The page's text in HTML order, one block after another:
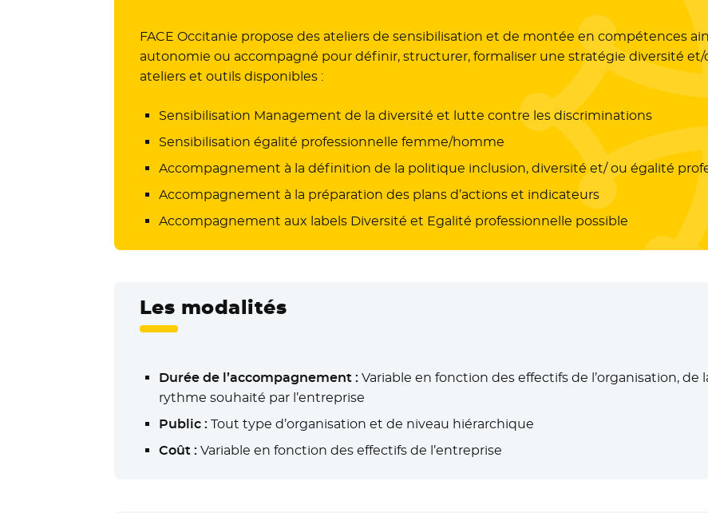
FACE Occitanie propose des ateliers de sensibilisation et de montée en compétences
autonomie ou accompagné pour définir, structurer, formaliser une stratégie diversité et/
ateliers et outils disponibles :
Sensibilisation Management de la diversité et lutte contre les discriminations
Sensibilisation égalité professionnelle femme/homme
Accompagnement à la définition de la politique inclusion, diversité et/ ou égalité
Accompagnement à la préparation des plans d’actions et indicateurs
Accompagnement aux labels Diversité et Egalité professionnelle possible
Les modalités
Durée de l’accompagnement :Variable en fonction des effectifs de l’organisation,
rythme souhaité par l’entreprise
Public :Tout type d’organisation et de niveau hiérarchique
Coût : Variable en fonction des effectifs de l’entreprise